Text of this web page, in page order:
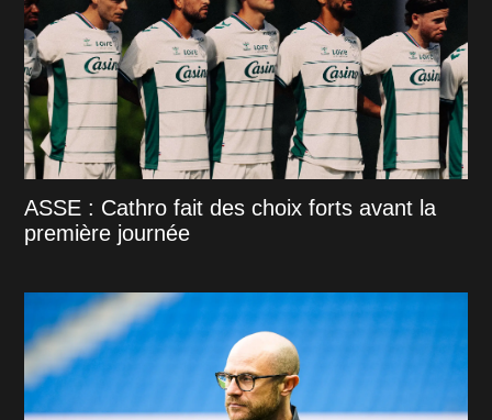
ASSE : Cathro fait des choix forts avant la
première journée